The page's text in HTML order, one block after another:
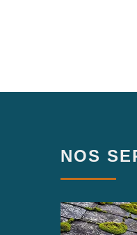
NOS